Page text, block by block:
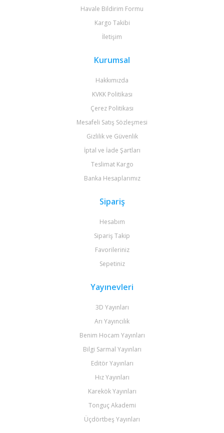
Havale Bildirim Formu
Kargo Takibi
İletişim
Kurumsal
Hakkımızda
KVKK Politikası
Çerez Politikası
Mesafeli Satış Sözleşmesi
Gizlilik ve Güvenlik
İptal ve İade Şartları
Teslimat Kargo
Banka Hesaplarımız
Sipariş
Hesabım
Sipariş Takip
Favorileriniz
Sepetiniz
Yayınevleri
3D Yayınları
Arı Yayıncılık
Benim Hocam Yayınları
Bilgi Sarmal Yayınları
Editör Yayınları
Hız Yayınları
Karekök Yayınları
Tonguç Akademi
Üçdörtbeş Yayınları